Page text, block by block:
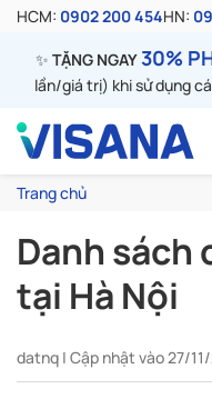
HCM: 0902 200 454HN:
✨ TẶNG NGAY30%
lần/giá trị) khi sử dụng
Trang chủ
Danh sách
tại Hà Nội
datnq | Cập nhật vào 27/